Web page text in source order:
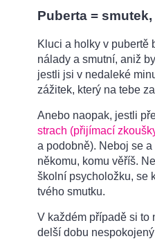
Puberta =
Kluci a holky v pubertě
nálady a smutní, aniž
jestli jsi v nedaleké
zážitek, který na tebe
Anebo naopak, jestli
strach (přijímací
a podobně). Neboj se
někomu, komu věříš.
školní psycholožku, se
tvého smutku.
V každém případě si to
delší dobu